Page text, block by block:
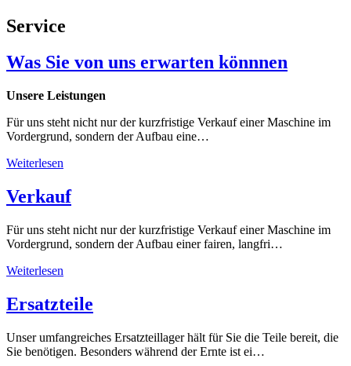
Service
Was Sie von uns erwarten könnnen
Unsere Leistungen
Für uns steht nicht nur der kurzfristige Verkauf einer Maschine im
Vordergrund, sondern der Aufbau eine…
Weiterlesen
Verkauf
Für uns steht nicht nur der kurzfristige Verkauf einer Maschine im
Vordergrund, sondern der Aufbau einer fairen, langfri…
Weiterlesen
Ersatzteile
Unser umfangreiches Ersatzteillager hält für Sie die Teile bereit, die
Sie benötigen. Besonders während der Ernte ist ei…